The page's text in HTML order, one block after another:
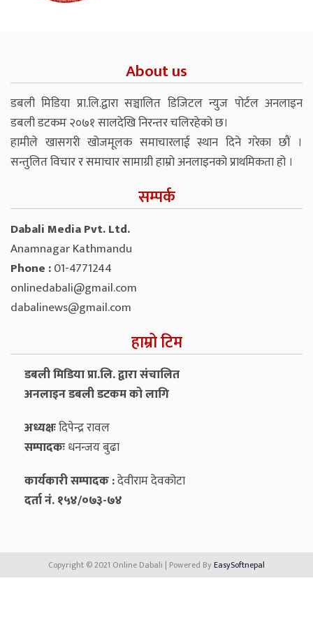
About us
डबली मिडिया प्रा.लि.द्वारा सञ्चालित डिजिटल न्युज पोर्टल अनलाइन
डबली डटकम २०७१ सालदेखि निरन्तर चलिरहेको छ।
हामीले खासगरी खोजमूलक समाचारलाई स्थान दिने गरेका छौं ।
सन्तुलित विचार र समाचार सामाग्री हाम्रो अनलाइनको प्राथमिकता हो ।
सम्पर्क
Dabali Media Pvt. Ltd.
Anamnagar Kathmandu
Phone :01-4771244
onlinedabali@gmail.com
dabalinews@gmail.com
हाम्रो टिम
डबली मिडिया प्रा.लि. द्वारा संचालित
अनलाइन डबली डटकम को लागि
अध्यक्षःदिपेन्द्र रावल
सम्पादकःधनन्‍जय बुढा
कार्यकारी सम्पादक :देवीराम देवकोटा
दर्ता नं. १५४/०७३-७४
Copyright © 2021 Online Dabali | Powered ByEasySoftnepal